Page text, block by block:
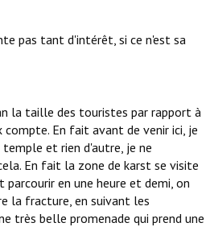
pas tant d'intérêt, si ce n'est sa
la taille des touristes par rapport à
compte. En fait avant de venir ici, je
et rien d'autre, je ne
En fait la zone de karst se visite
parcourir en une heure et demi, on
la fracture, en suivant les
très belle promenade qui prend une